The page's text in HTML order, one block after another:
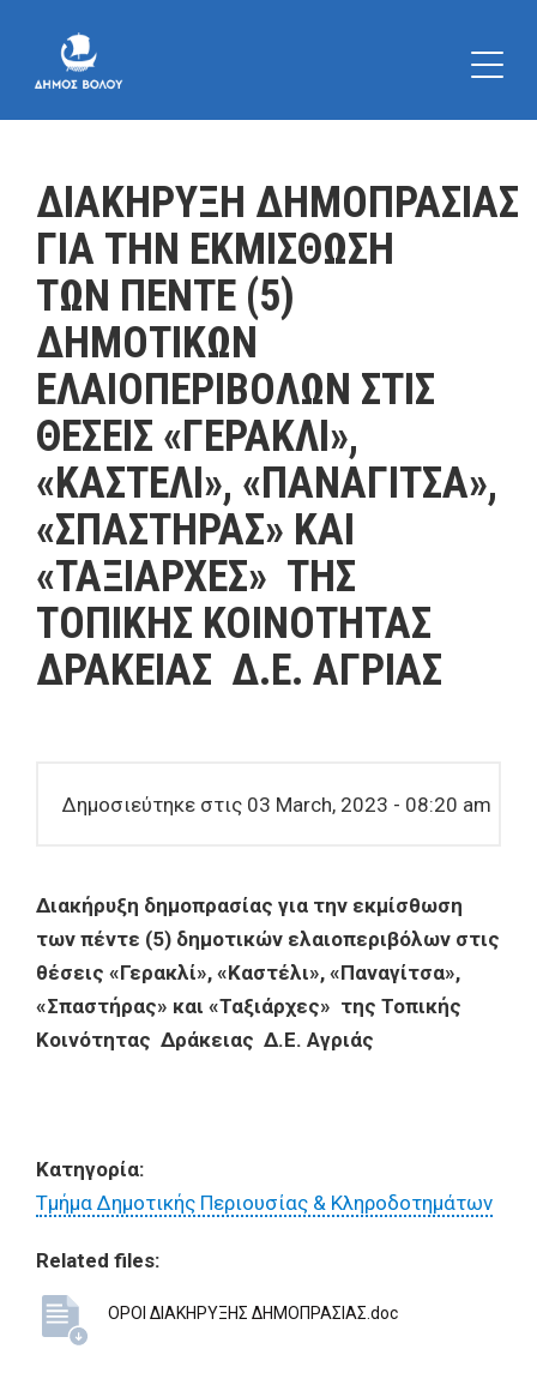
ΔΙΑΚΗΡΥΞΗ ΔΗΜΟΠΡΑΣΙΑΣ
ΓΙΑ ΤΗΝ ΕΚΜΙΣΘΩΣΗ
ΤΩΝ ΠΕΝΤΕ (5)
ΔΗΜΟΤΙΚΩΝ
ΕΛΑΙΟΠΕΡΙΒΟΛΩΝ ΣΤΙΣ
ΘΕΣΕΙΣ «ΓΕΡΑΚΛΙ»,
«ΚΑΣΤΕΛΙ», «ΠΑΝΑΓΙΤΣΑ»,
«ΣΠΑΣΤΗΡΑΣ» ΚΑΙ
«ΤΑΞΙΑΡΧΕΣ» ΤΗΣ
ΤΟΠΙΚΗΣ ΚΟΙΝΟΤΗΤΑΣ
ΔΡΑΚΕΙΑΣ Δ.Ε. ΑΓΡΙΑΣ
Δημοσιεύτηκε στις 03 March, 2023 - 08:20 am
Διακήρυξη δημοπρασίας για την εκμίσθωση
των πέντε (5) δημοτικών ελαιοπεριβόλων στις
θέσεις «Γερακλί», «Καστέλι», «Παναγίτσα»,
«Σπαστήρας» και «Ταξιάρχες» της Τοπικής
Κοινότητας Δράκειας Δ.Ε. Αγριάς
Κατηγορία:
Τμήμα Δημοτικής Περιουσίας & Κληροδοτημάτων
Related files:
ΟΡΟΙ ΔΙΑΚΗΡΥΞΗΣ ΔΗΜΟΠΡΑΣΙΑΣ.doc